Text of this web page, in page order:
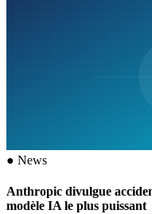
● News
Anthropic divulgue
modèle IA le plus puissant